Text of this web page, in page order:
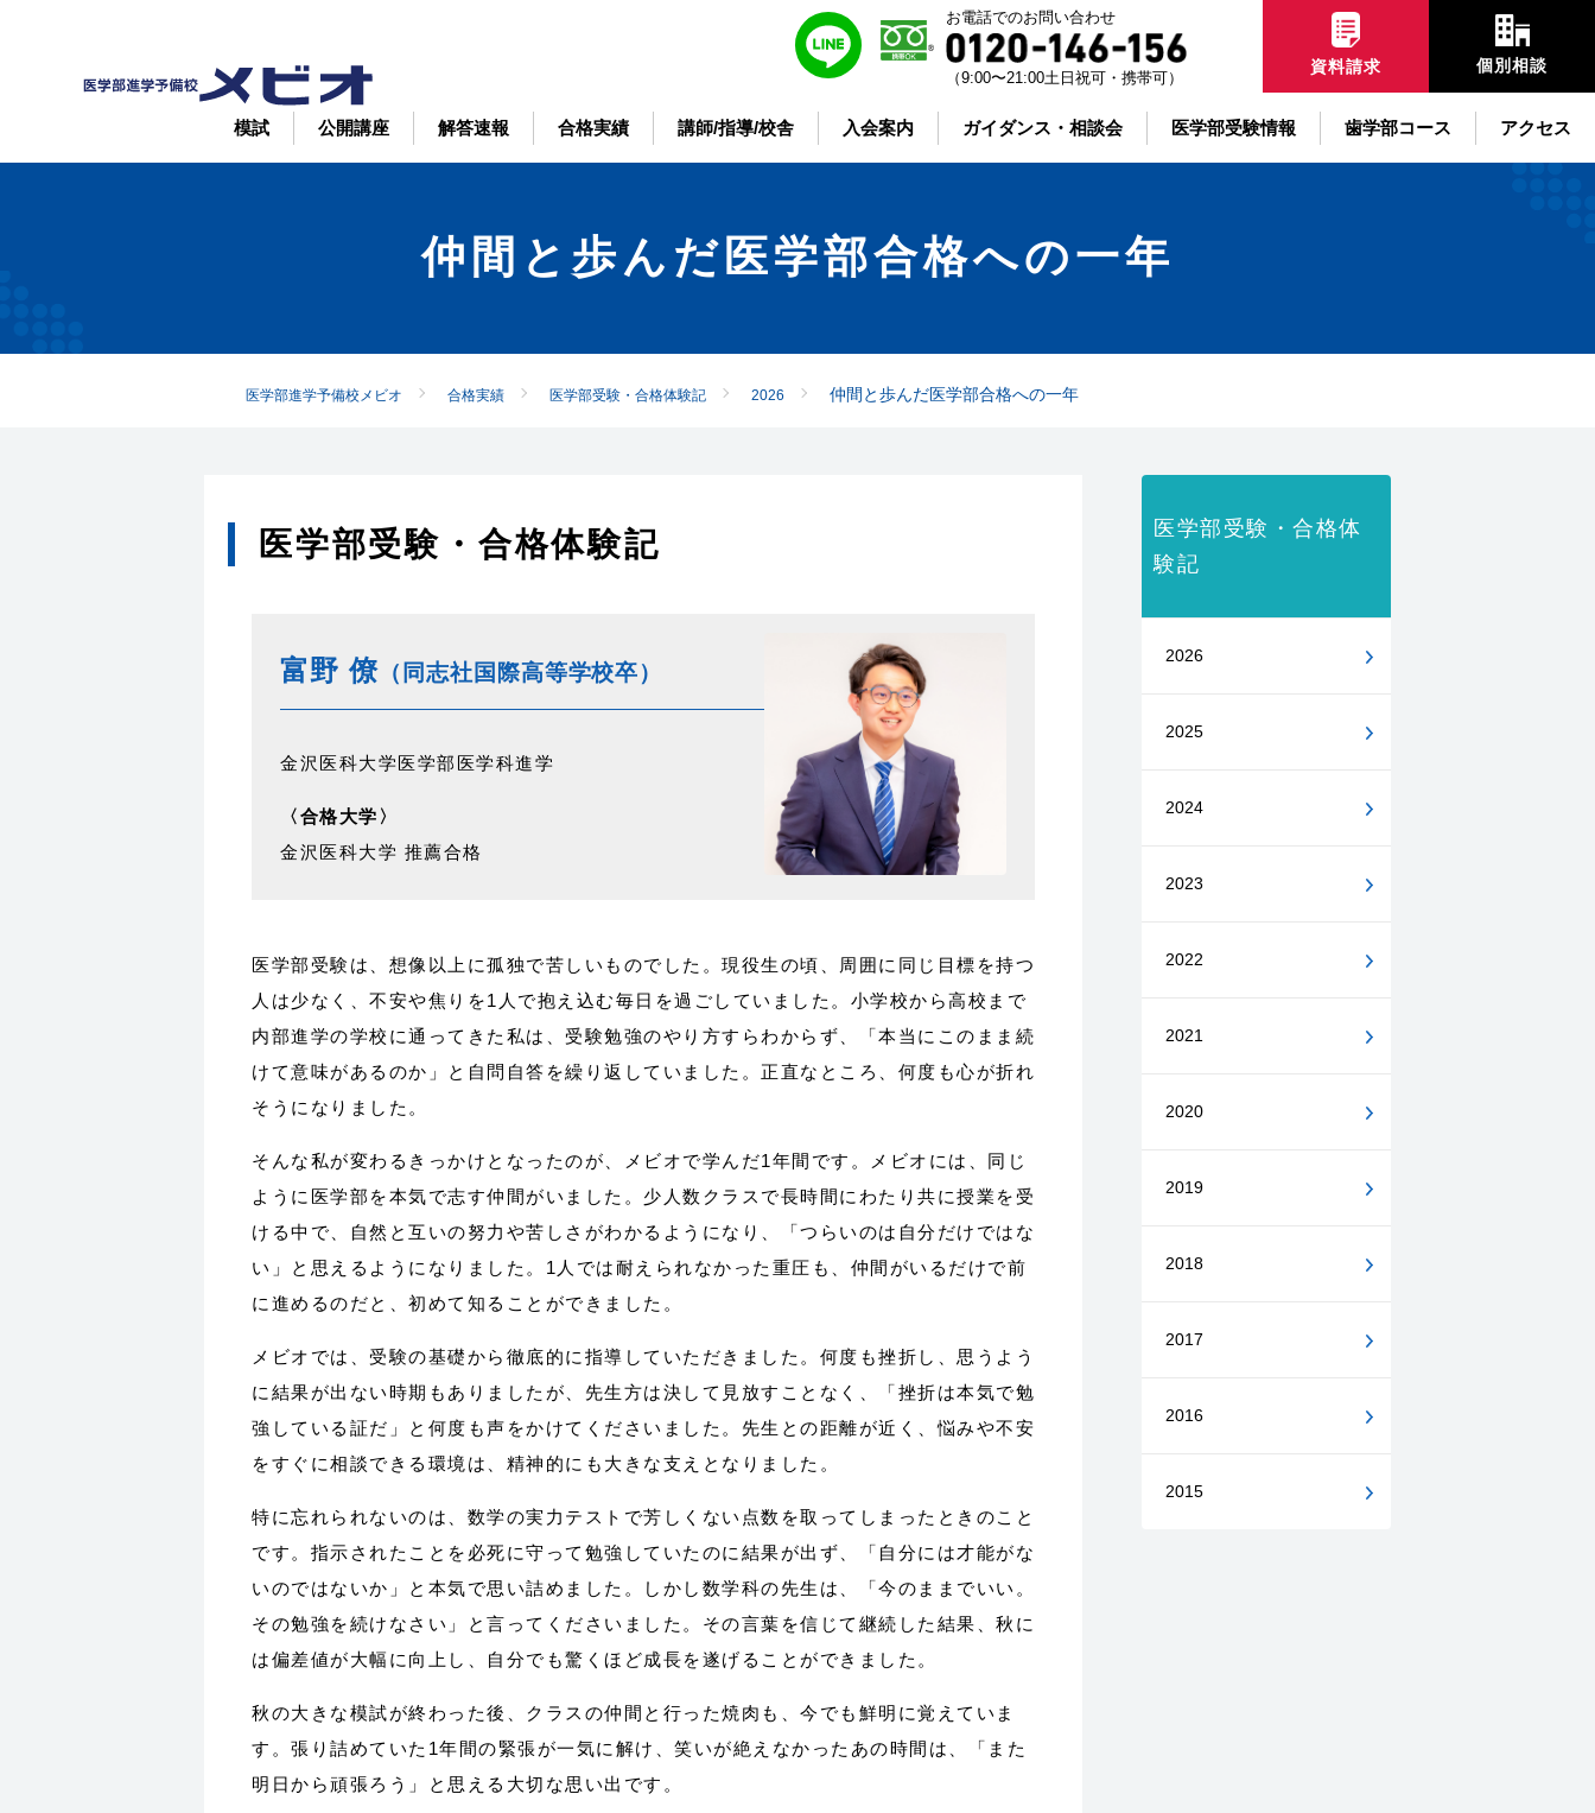
お電話でのお問い合わせ
（9:00〜21:00土日祝可・携帯可）
資料請求 個別相談
模試 公開講座 解答速報 合格実績 講師/指導/校舎 入会案内 ガイダンス・相談会 医学部受験情報 歯学部コース アクセス
仲間と歩んだ医学部合格への一年
医学部進学予備校メビオ 合格実績 医学部受験・合格体験記 2026 仲間と歩んだ医学部合格への一年
医学部受験・合格体験記
富野 僚（同志社国際高等学校卒）
金沢医科大学医学部医学科進学
〈合格大学〉
金沢医科大学 推薦合格
医学部受験は、想像以上に孤独で苦しいものでした。現役生の頃、周囲に同じ目標を持つ
人は少なく、不安や焦りを1人で抱え込む毎日を過ごしていました。小学校から高校まで
内部進学の学校に通ってきた私は、受験勉強のやり方すらわからず、「本当にこのまま続
けて意味があるのか」と自問自答を繰り返していました。正直なところ、何度も心が折れ
そうになりました。
そんな私が変わるきっかけとなったのが、メビオで学んだ1年間です。メビオには、同じ
ように医学部を本気で志す仲間がいました。少人数クラスで長時間にわたり共に授業を受
ける中で、自然と互いの努力や苦しさがわかるようになり、「つらいのは自分だけではな
い」と思えるようになりました。1人では耐えられなかった重圧も、仲間がいるだけで前
に進めるのだと、初めて知ることができました。
メビオでは、受験の基礎から徹底的に指導していただきました。何度も挫折し、思うよう
に結果が出ない時期もありましたが、先生方は決して見放すことなく、「挫折は本気で勉
強している証だ」と何度も声をかけてくださいました。先生との距離が近く、悩みや不安
をすぐに相談できる環境は、精神的にも大きな支えとなりました。
特に忘れられないのは、数学の実力テストで芳しくない点数を取ってしまったときのこと
です。指示されたことを必死に守って勉強していたのに結果が出ず、「自分には才能がな
いのではないか」と本気で思い詰めました。しかし数学科の先生は、「今のままでいい。
その勉強を続けなさい」と言ってくださいました。その言葉を信じて継続した結果、秋に
は偏差値が大幅に向上し、自分でも驚くほど成長を遂げることができました。
秋の大きな模試が終わった後、クラスの仲間と行った焼肉も、今でも鮮明に覚えていま
す。張り詰めていた1年間の緊張が一気に解け、笑いが絶えなかったあの時間は、「また
明日から頑張ろう」と思える大切な思い出です。
医学部受験・合格体
験記
2026
2025
2024
2023
2022
2021
2020
2019
2018
2017
2016
2015